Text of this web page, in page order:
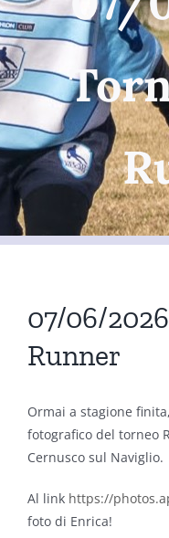
07/06/
Runner
Ormai a stagione
fotografico del torneo
Cernusco sul Naviglio.
Al link https://
foto di Enrica!